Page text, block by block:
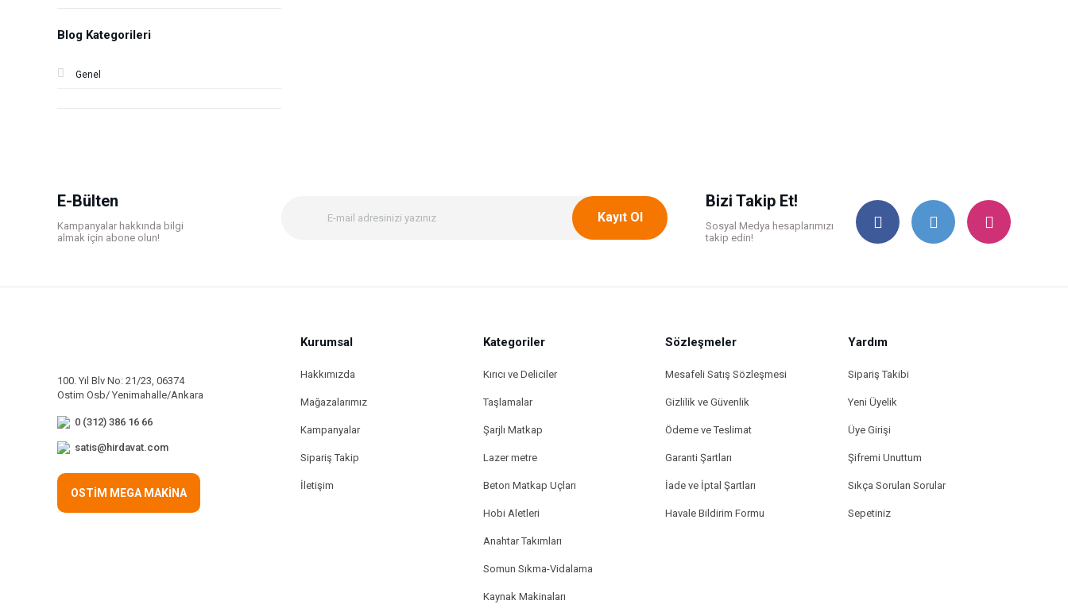
Blog Kategorileri
Genel
E-Bülten
Kampanyalar hakkında bilgi
almak için abone olun!
Kayıt Ol
Bizi Takip Et!
Sosyal Medya hesaplarımızı
takip edin!
100. Yıl Blv No: 21/23, 06374
Ostim Osb/ Yenimahalle/Ankara
0 (312) 386 16 66
satis@hirdavat.com
OSTİM MEGA MAKİNA
Kurumsal
Hakkımızda
Mağazalarımız
Kampanyalar
Sipariş Takip
İletişim
Kategoriler
Kırıcı ve Deliciler
Taşlamalar
Şarjlı Matkap
Lazer metre
Beton Matkap Uçları
Hobi Aletleri
Anahtar Takımları
Somun Sıkma-Vidalama
Kaynak Makinaları
Sözleşmeler
Mesafeli Satış Sözleşmesi
Gizlilik ve Güvenlik
Ödeme ve Teslimat
Garanti Şartları
İade ve İptal Şartları
Havale Bildirim Formu
Yardım
Sipariş Takibi
Yeni Üyelik
Üye Girişi
Şifremi Unuttum
Sıkça Sorulan Sorular
Sepetiniz